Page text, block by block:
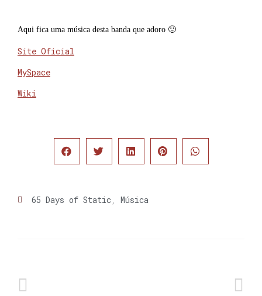
Aqui fica uma música desta banda que adoro 🙂
Site Oficial
MySpace
Wiki
65 Days of Static, Música